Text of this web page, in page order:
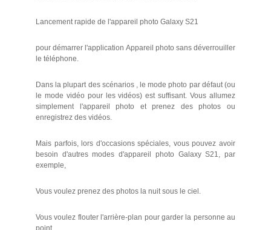
Lancement rapide de l'appareil photo Galaxy S21
pour démarrer l'application Appareil photo sans déverrouiller
le téléphone.
Dans la plupart des scénarios , le mode photo par défaut (ou
le mode vidéo pour les vidéos) est suffisant. Vous allumez
simplement l'appareil photo et prenez des photos ou
enregistrez des vidéos.
Mais parfois, lors d'occasions spéciales, vous pouvez avoir
besoin d'autres modes d'appareil photo Galaxy S21, par
exemple,
Vous voulez prenez des photos la nuit sous le ciel.
Vous voulez flouter l'arrière-plan pour garder la personne au
point.